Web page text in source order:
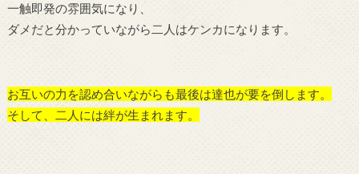
一触即発の雰囲気になり、
ダメだと分かっていながら二人はケンカになります。
お互いの力を認め合いながらも最後は達也が要を倒します。
そして、二人には絆が生まれます。